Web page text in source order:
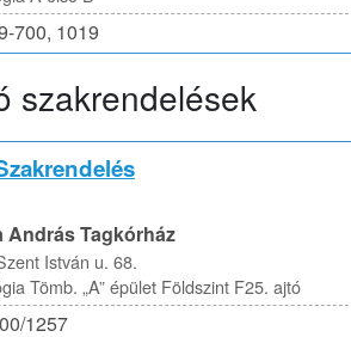
700, 1019
szakrendelések
András Tagkórház
István u. 68.
Tömb. „A” épület Földszint F25. ajtó
1257